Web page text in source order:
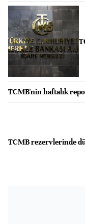
TCMB'nin haftalık
TCMB rezervlerinde